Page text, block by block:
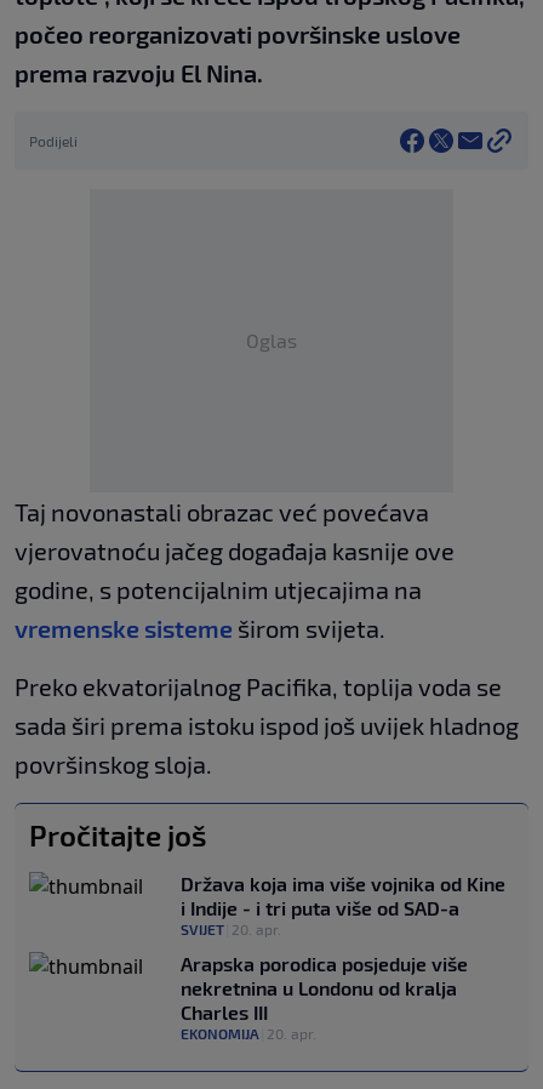
počeo reorganizovati površinske uslove
prema razvoju El Nina.
Podijeli
Oglas
Taj novonastali obrazac već povećava
vjerovatnoću jačeg događaja kasnije ove
godine, s potencijalnim utjecajima na
vremenske sisteme širom svijeta.
Preko ekvatorijalnog Pacifika, toplija voda se
sada širi prema istoku ispod još uvijek hladnog
površinskog sloja.
Pročitajte još
Država koja ima više vojnika od Kine
i Indije - i tri puta više od SAD-a
SVIJET 20. apr.
Arapska porodica posjeduje više
nekretnina u Londonu od kralja
Charles III
EKONOMIJA 20. apr.